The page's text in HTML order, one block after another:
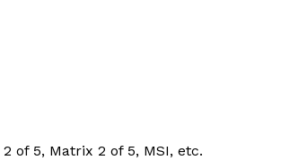
of 5, Matrix 2 of 5, MSI, etc.